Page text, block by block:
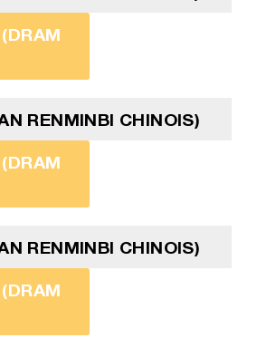
RENMINBI CHINOIS)
RENMINBI CHINOIS)